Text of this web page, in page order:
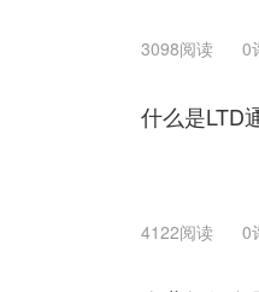
3098阅读 0
什么是LTD
4122阅读 0